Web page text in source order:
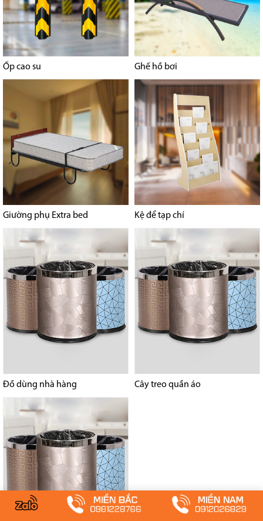
Ốp cao su Ghế hồ bơi
Giường phụ Extra bed Kệ để tạp chí
Đồ dùng nhà hàng Cây treo quần áo